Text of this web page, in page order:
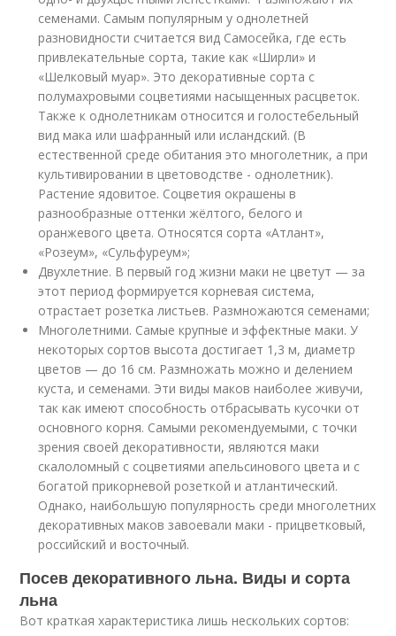
семенами. Самым популярным у однолетней
разновидности считается вид Самосейка, где есть
привлекательные сорта, такие как «Ширли» и
«Шелковый муар». Это декоративные сорта с
полумахровыми соцветиями насыщенных расцветок.
Также к однолетникам относится и голостебельный
вид мака или шафранный или исландский. (В
естественной среде обитания это многолетник, а при
культивировании в цветоводстве - однолетник).
Растение ядовитое. Соцветия окрашены в
разнообразные оттенки жёлтого, белого и
оранжевого цвета. Относятся сорта «Атлант»,
«Розеум», «Сульфуреум»;
Двухлетние. В первый год жизни маки не цветут — за
этот период формируется корневая система,
отрастает розетка листьев. Размножаются семенами;
Многолетними. Самые крупные и эффектные маки. У
некоторых сортов высота достигает 1,3 м, диаметр
цветов — до 16 см. Размножать можно и делением
куста, и семенами. Эти виды маков наиболее живучи,
так как имеют способность отбрасывать кусочки от
основного корня. Самыми рекомендуемыми, с точки
зрения своей декоративности, являются маки
скалоломный с соцветиями апельсинового цвета и с
богатой прикорневой розеткой и атлантический.
Однако, наибольшую популярность среди многолетних
декоративных маков завоевали маки - прицветковый,
российский и восточный.
Посев декоративного льна. Виды и сорта
льна
Вот краткая характеристика лишь нескольких сортов: